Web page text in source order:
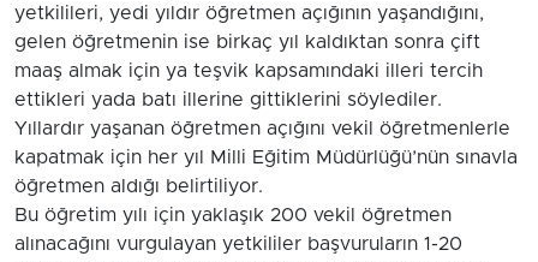
yetkilileri, yedi yıldır öğretmen açığının yaşandığını,
gelen öğretmenin ise birkaç yıl kaldıktan sonra çift
maaş almak için ya teşvik kapsamındaki illeri tercih
ettikleri yada batı illerine gittiklerini söylediler.
Yıllardır yaşanan öğretmen açığını vekil öğretmenlerle
kapatmak için her yıl Milli Eğitim Müdürlüğü’nün sınavla
öğretmen aldığı belirtiliyor.
Bu öğretim yılı için yaklaşık 200 vekil öğretmen
alınacağını vurgulayan yetkililer başvuruların 1-20